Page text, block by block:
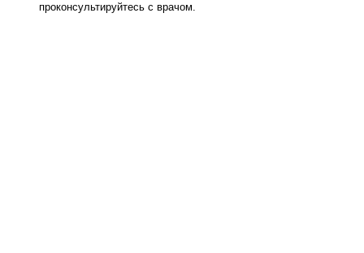
проконсультируйтесь с врачом.